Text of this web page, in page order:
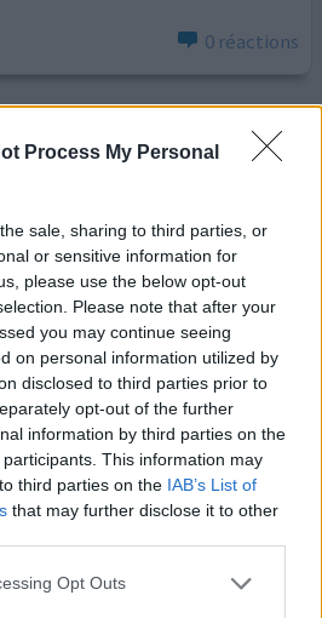
Process My Personal
sale, sharing to third parties, or
or sensitive information for
please use the below opt-out
Please note that after your
you may continue seeing
on personal information utilized by
disclosed to third parties prior to
opt-out of the further
information by third parties on the
participants. This information may
third parties on the IAB’s List of
that may further disclose it to other
Opt Outs
0 réactions
zopiclone(immovane) pour
et de l'inactivité,un
mirtazapine (norset) étant donné
pas prescrire d'immovane...le
me suis effondré 30 minutes
de grands efforts physique
suis réveillé v...lire la suite